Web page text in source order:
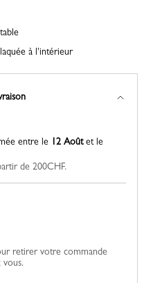
à l'intérieur
retirer votre commande
vous.
entre le 12 Aoûtet le
de 200CHF.